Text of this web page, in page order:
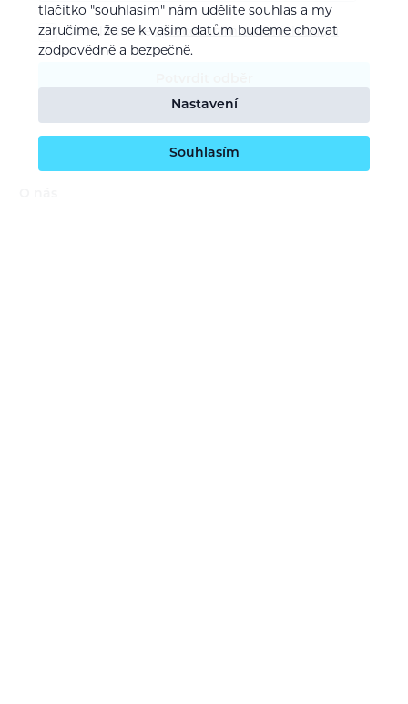
Souhlasím sezpracováním osobních údajů
tlačítko "souhlasím" nám udělíte souhlas a my
zaručíme, že se k vašim datům budeme chovat
zodpovědně a bezpečně.
Nastavení
Souhlasím